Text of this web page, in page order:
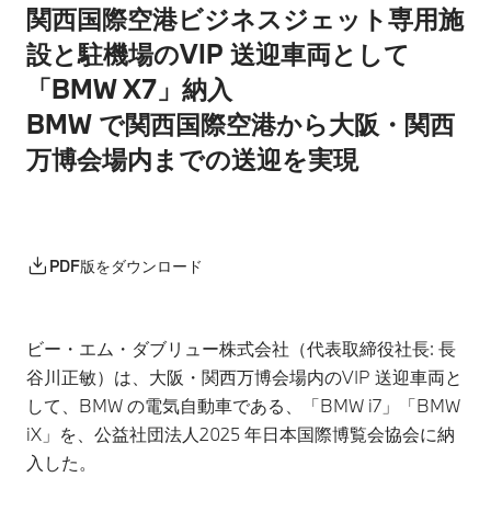
関西国際空港ビジネスジェット専用施
設と駐機場のVIP 送迎車両として
「BMW X7」納入
BMW で関西国際空港から大阪・関西
万博会場内までの送迎を実現
PDF版をダウンロード
ビー・エム・ダブリュー株式会社（代表取締役社長: 長
谷川正敏）は、大阪・関西万博会場内のVIP 送迎車両と
して、BMW の電気自動車である、「BMW i7」「BMW
iX」を、公益社団法人2025 年日本国際博覧会協会に納
入した。